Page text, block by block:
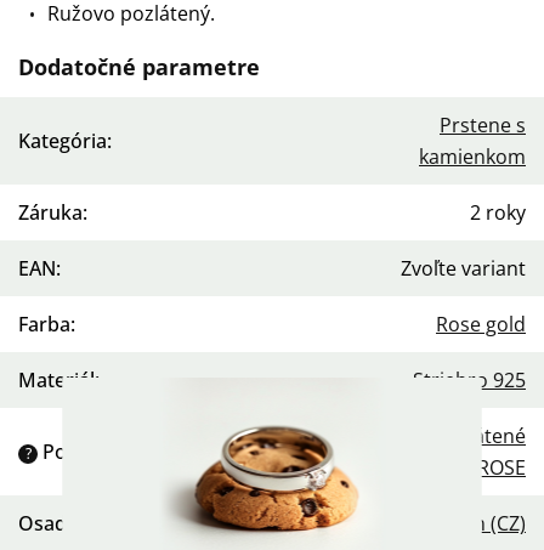
Ružovo pozlátený.
Dodatočné parametre
Kategória:
Prstene s
kamienkom
Záruka: 2 roky
EAN: Zvoľte variant
Farba: Rose gold
Materiál: Striebro 925
? Povrchová úprava
Pozlátené
ROSE
Osadenie Zirkón (CZ)